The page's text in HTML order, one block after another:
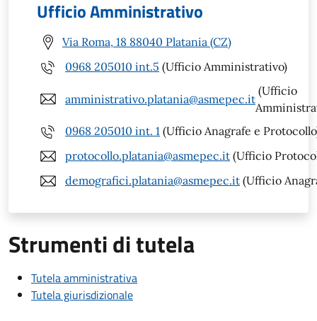
Ufficio Amministrativo
Via Roma, 18 88040 Platania (CZ)
0968 205010 int.5 (Ufficio Amministrativo)
amministrativo.platania@asmepec.it
(Ufficio
0968 205010 int. 1 (Ufficio Anagrafe e
protocollo.platania@asmepec.it (Ufficio
demografici.platania@asmepec.it (Ufficio
Strumenti di tutela
Tutela amministrativa
Tutela giurisdizionale